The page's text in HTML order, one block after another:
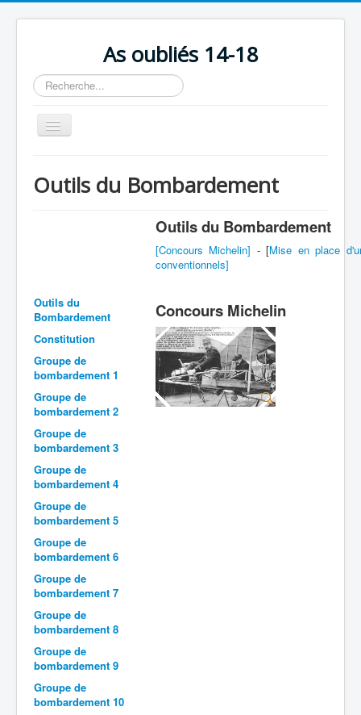
As oubliés 14-18
Rechercher
Basculer
la
Chronologie
Personnels
Doctrines
Batailles
Les As
Cahiers des As
Outils du Bombardement
Outils du Bombardement
[Concours Michelin] - [Mise en place
conventionnels]
Outils du
Bombardement
Constitution
Groupe de
bombardement 1
Groupe de
bombardement 2
Groupe de
bombardement 3
Groupe de
bombardement 4
Groupe de
bombardement 5
Groupe de
bombardement 6
Groupe de
bombardement 7
Groupe de
bombardement 8
Groupe de
bombardement 9
Groupe de
bombardement 10
Concours Michelin